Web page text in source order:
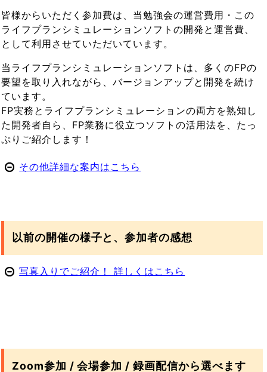
皆様からいただく参加費は、当勉強会の運営費用・この
ライフプランシミュレーションソフトの開発と運営費、
として利用させていただいています。
当ライフプランシミュレーションソフトは、多くのFPの
要望を取り入れながら、バージョンアップと開発を続け
ています。
FP実務とライフプランシミュレーションの両方を熟知し
た開発者自ら、FP業務に役立つソフトの活用法を、たっ
ぷりご紹介します！
その他詳細な案内はこちら
以前の開催の様子と、参加者の感想
写真入りでご紹介！ 詳しくはこちら
Zoom参加 / 会場参加 / 録画配信から選べます